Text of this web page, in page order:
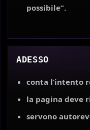
possibile”.
ADESSO
conta l’intento
la pagina deve
servono